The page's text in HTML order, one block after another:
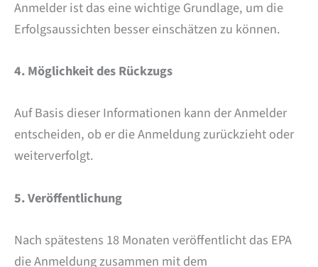
Anmelder ist das eine wichtige Grundlage, um die
Erfolgsaussichten besser einschätzen zu können.
4. Möglichkeit des Rückzugs
Auf Basis dieser Informationen kann der Anmelder
entscheiden, ob er die Anmeldung zurückzieht oder
weiterverfolgt.
5. Veröffentlichung
Nach spätestens 18 Monaten veröffentlicht das EPA
die Anmeldung zusammen mit dem